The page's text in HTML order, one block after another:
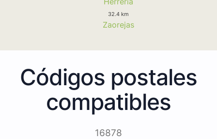
32.4 km
Zaorejas
Códigos postales
compatibles
16878